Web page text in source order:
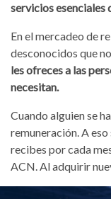
servicios esenciales
En el mercadeo de
desconocidos que
les ofreces a las
necesitan.
Cuando alguien se
remuneración. A eso
recibes por cada
ACN. Al adquirir